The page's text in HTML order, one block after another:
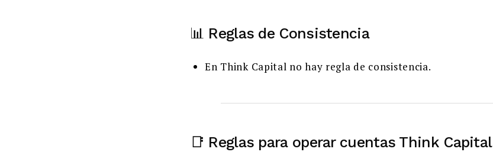
📊 Reglas de Consistencia
En Think Capital no hay regla de consistencia.
📑 Reglas para operar cuentas Think Capital